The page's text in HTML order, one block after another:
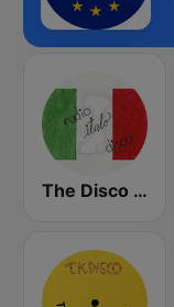
The Disco Paradise - Italo Disco